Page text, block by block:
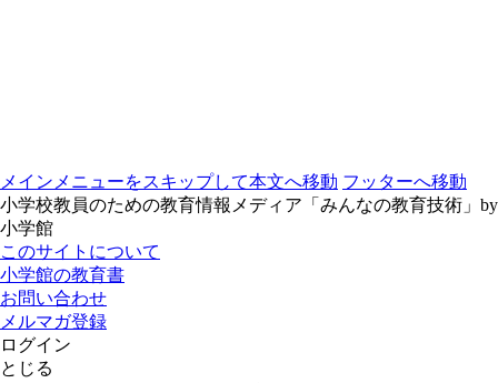
メインメニューをスキップして本文へ移動 フッターへ移動
小学校教員のための教育情報メディア「みんなの教育技術」by
小学館
このサイトについて
小学館の教育書
お問い合わせ
メルマガ登録
ログイン
とじる